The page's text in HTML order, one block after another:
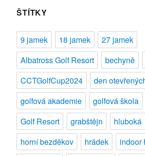
ŠTÍTKY
9 jamek 18 jamek
27 jamek
Albatross Golf Resort
bechyně
CCTGolfCup2024
den
golfová akademie
golfová škola
Golf Resort
grabštějn
hluboká
horní bezděkov
hrádek indoor